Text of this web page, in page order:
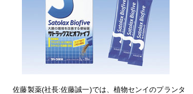
佐藤製薬(社長:佐藤誠一)では、植物センイのプランタ